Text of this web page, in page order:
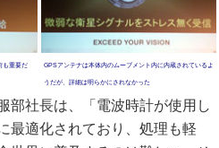
も重要だ GPSアンテナは本体内のムーブメント内に内蔵されているよ
うだが、詳細は明らかにされなかった
社長は、「電波時計が使用し
最適化されており、処理も軽